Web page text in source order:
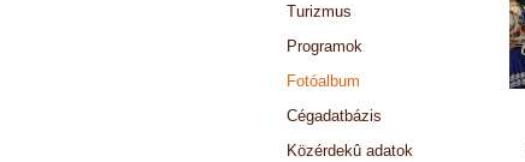
Turizmus
Programok
Fotóalbum
Cégadatbázis
Közérdekû adatok